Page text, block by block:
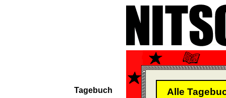
Tagebuch
Alle